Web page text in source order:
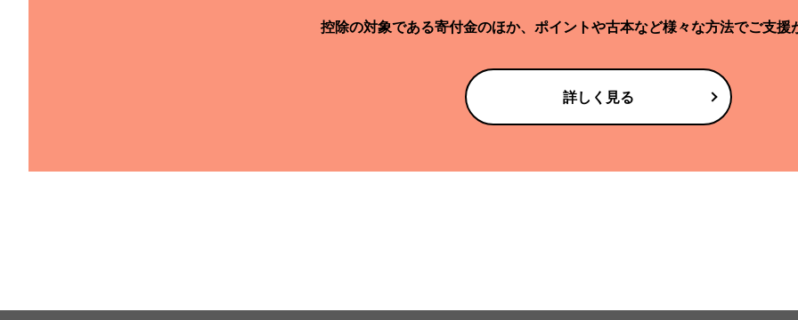
控除の対象である寄付金のほか、 ポイントや古本など様々な方法でご支援
詳しく見る